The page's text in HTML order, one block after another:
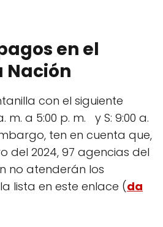
en el
Nación
con el siguiente
m. a 5:00 p. m. y S: 9:00 a.
ten en cuenta que,
del 2024, 97 agencias del
no atenderán los
lista en este enlace (da